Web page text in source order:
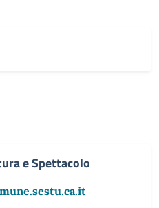
e Spettacolo